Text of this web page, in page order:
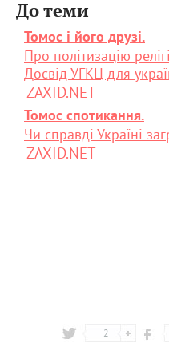
До теми
Томос і його друзі.
Про політизацію
Досвід УГКЦ для
ZAXID.NET
Томос спотикання.
Чи справді Україні
ZAXID.NET
2